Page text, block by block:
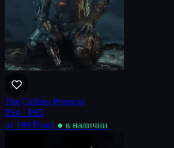
The Callisto Protocol
PS4 · PS5
от 199 ₽/нед ● в наличии